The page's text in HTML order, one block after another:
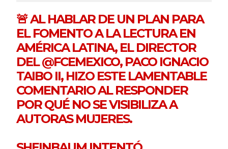
🚨 AL HABLAR DE UN PLAN PARA
EL FOMENTO A LA LECTURA EN
AMÉRICA LATINA, EL DIRECTOR
DEL@FCEMEXICO, PACO IGNACIO
TAIBO II, HIZO ESTE LAMENTABLE
COMENTARIO AL RESPONDER
POR QUÉ NO SE VISIBILIZA A
AUTORAS MUJERES.